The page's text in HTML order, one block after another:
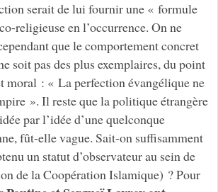
serait de lui fournir une « formule
religieuse en l’occurrence. On ne
que le comportement concret
soit pas des plus exemplaires, du point
moral : « La perfection évangélique ne
». Il reste que la politique étrangère
par l’idée d’une quelconque
fût-elle vague. Sait-on suffisamment
un statut d’observateur au sein de
de la Coopération Islamique) ? Pour